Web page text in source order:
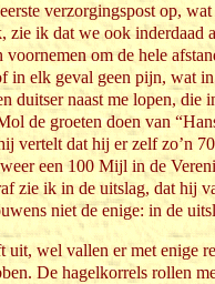
verzorgingspost op,
ik dat we ook inderdaad
om de hele
in elk geval geen pijn, wat
duitser naast me lopen,
de groeten doen van
vertelt dat hij er zelf zo’n
een 100 Mijl in de
zie ik in de uitslag, dat hij
niet de enige: in de
uit, wel vallen er met enige
De hagelkorrels rollen